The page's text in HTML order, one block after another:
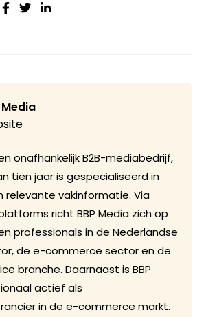
Media
onafhankelijk B2B-mediabedrijf,
tien jaar is gespecialiseerd in
relevante vakinformatie. Via
richt BBP Media zich op
professionals in de Nederlandse
de e-commerce sector en de
branche. Daarnaast is BBP
actief als
in de e-commerce markt.